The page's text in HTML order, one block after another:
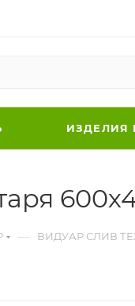
ИЗДЕЛИЯ
— ВИДУАР СЛИВ